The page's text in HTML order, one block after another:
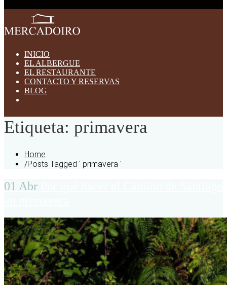
INICIO
EL ALBERGUE
EL RESTAURANTE
CONTACTO Y RESERVAS
BLOG
Etiqueta: primavera
Home
/Posts Tagged ' primavera '
01 Abr